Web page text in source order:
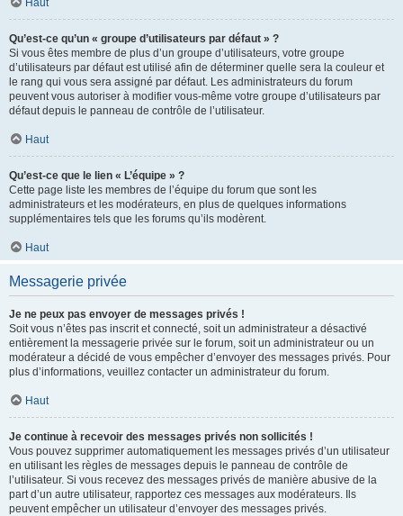
Haut
Qu’est-ce qu’un « groupe d’utilisateurs par défaut » ?
Si vous êtes membre de plus d’un groupe d’utilisateurs, votre groupe
d’utilisateurs par défaut est utilisé afin de déterminer quelle sera la couleur et
le rang qui vous sera assigné par défaut. Les administrateurs du forum
peuvent vous autoriser à modifier vous-même votre groupe d’utilisateurs par
défaut depuis le panneau de contrôle de l’utilisateur.
Haut
Qu’est-ce que le lien « L’équipe » ?
Cette page liste les membres de l’équipe du forum que sont les
administrateurs et les modérateurs, en plus de quelques informations
supplémentaires tels que les forums qu’ils modèrent.
Haut
Messagerie privée
Je ne peux pas envoyer de messages privés !
Soit vous n’êtes pas inscrit et connecté, soit un administrateur a désactivé
entièrement la messagerie privée sur le forum, soit un administrateur ou un
modérateur a décidé de vous empêcher d’envoyer des messages privés. Pour
plus d’informations, veuillez contacter un administrateur du forum.
Haut
Je continue à recevoir des messages privés non sollicités !
Vous pouvez supprimer automatiquement les messages privés d’un utilisateur
en utilisant les règles de messages depuis le panneau de contrôle de
l’utilisateur. Si vous recevez des messages privés de manière abusive de la
part d’un autre utilisateur, rapportez ces messages aux modérateurs. Ils
peuvent empêcher un utilisateur d’envoyer des messages privés.